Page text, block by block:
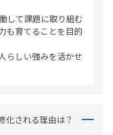
して課題に取り組む
も育てることを目的
らしい強みを活かせ
化される理由は？